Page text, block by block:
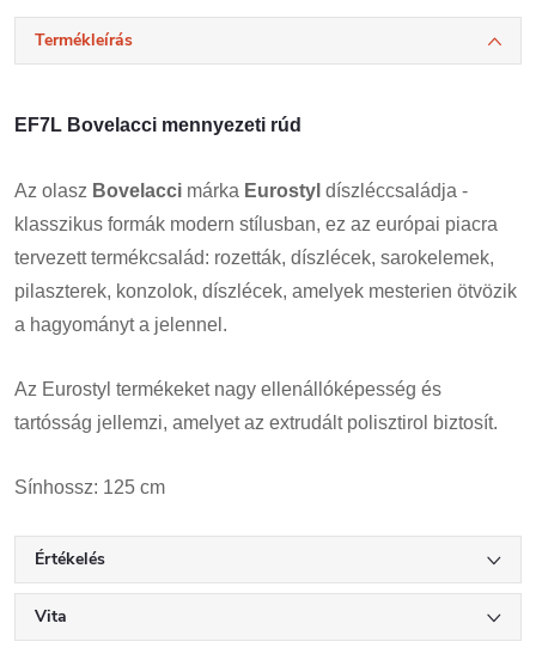
Termékleírás
EF7L Bovelacci mennyezeti rúd
Az olasz Bovelacci márka Eurostyl díszléccsaládja -
klasszikus formák modern stílusban, ez az európai piacra
tervezett termékcsalád: rozetták, díszlécek, sarokelemek,
pilaszterek, konzolok, díszlécek, amelyek mesterien ötvözik
a hagyományt a jelennel.
Az Eurostyl termékeket nagy ellenállóképesség és
tartósság jellemzi, amelyet az extrudált polisztirol biztosít.
Sínhossz: 125 cm
Értékelés
Vita